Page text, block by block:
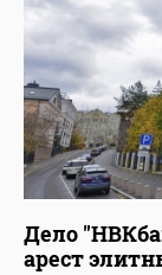
Дело
арест